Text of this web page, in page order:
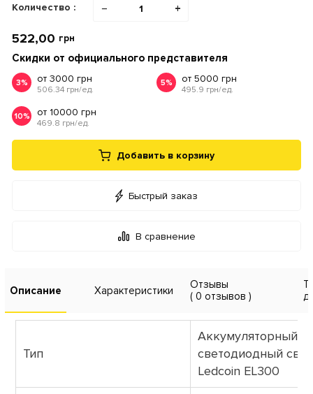
Количество : − +
522,00 грн
Скидки от официального представителя
3% от 3000 грн
506.34 грн/ед.
5% от 5000 грн
495.9 грн/ед.
10% от 10000 грн
469.8 грн/ед.
Добавить в корзину
Быстрый заказ
В сравнение
Описание Характеристики
Отзывы
( 0 отзывов )
Тип
Аккумуляторный
светодиодный
Ledcoin EL300